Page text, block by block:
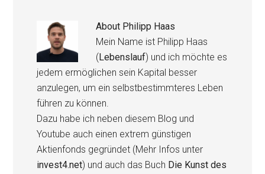
About Philipp Haas
Mein Name ist Philipp Haas
(Lebenslauf) und ich möchte es
jedem ermöglichen sein Kapital besser
anzulegen, um ein selbstbestimmteres Leben
führen zu können.
Dazu habe ich neben diesem Blog und
Youtube auch einen extrem günstigen
Aktienfonds gegründet (Mehr Infos unter
invest4.net) und auch das Buch Die Kunst des